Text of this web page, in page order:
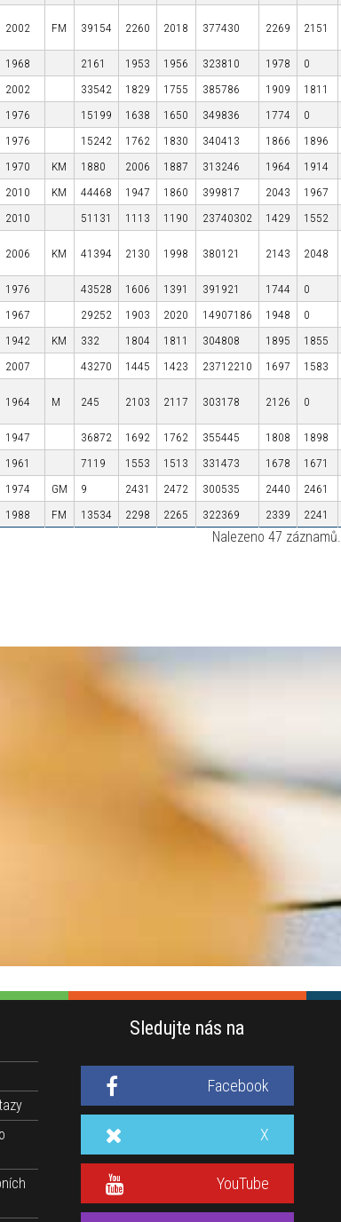
2002 FM 39154 2260 2018 377430 2269 2151
1968 2161 1953 1956 323810 1978 0
2002 33542 1829 1755 385786 1909 1811
1976 15199 1638 1650 349836 1774 0
1976 15242 1762 1830 340413 1866 1896
1970 KM 1880 2006 1887 313246 1964 1914
2010 KM 44468 1947 1860 399817 2043 1967
2010 51131 1113 1190 23740302 1429 1552
2006 KM 41394 2130 1998 380121 2143 2048
1976 43528 1606 1391 391921 1744 0
1967 29252 1903 2020 14907186 1948 0
1942 KM 332 1804 1811 304808 1895 1855
2007 43270 1445 1423 23712210 1697 1583
1964 M 245 2103 2117 303178 2126 0
1947 36872 1692 1762 355445 1808 1898
1961 7119 1553 1513 331473 1678 1671
1974 GM 9 2431 2472 300535 2440 2461
1988 FM 13534 2298 2265 322369 2339 2241
Nalezeno 47 záznamů.
Sledujte nás na
Facebook
X
YouTube